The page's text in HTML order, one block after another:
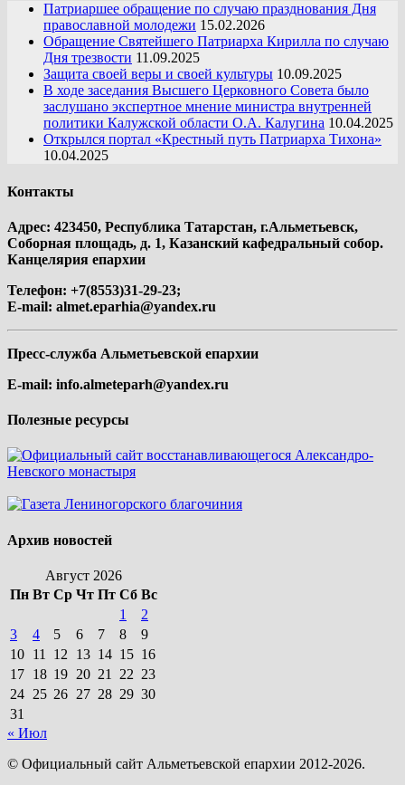
Патриаршее обращение по случаю празднования Дня
православной молодежи 15.02.2026
Обращение Святейшего Патриарха Кирилла по случаю
Дня трезвости 11.09.2025
Защита своей веры и своей культуры 10.09.2025
В ходе заседания Высшего Церковного Совета было
заслушано экспертное мнение министра внутренней
политики Калужской области О.А. Калугина 10.04.2025
Открылся портал «Крестный путь Патриарха Тихона»
10.04.2025
Контакты
Адрес: 423450, Республика Татарстан, г.Альметьевск,
Соборная площадь, д. 1, Казанский кафедральный собор.
Канцелярия епархии
Телефон: +7(8553)31-29-23;
E-mail: almet.eparhia@yandex.ru
Пресс-служба Альметьевской епархии
E-mail: info.almeteparh@yandex.ru
Полезные ресурсы
Архив новостей
Август 2026
Пн Вт Ср Чт Пт Сб Вс
1
2
3
4 5 6 7 8
9
10 11 12 13 14 15 16
17 18 19 20 21 22 23
24 25 26 27 28 29 30
31
« Июл
© Официальный сайт Альметьевской епархии 2012-2026.